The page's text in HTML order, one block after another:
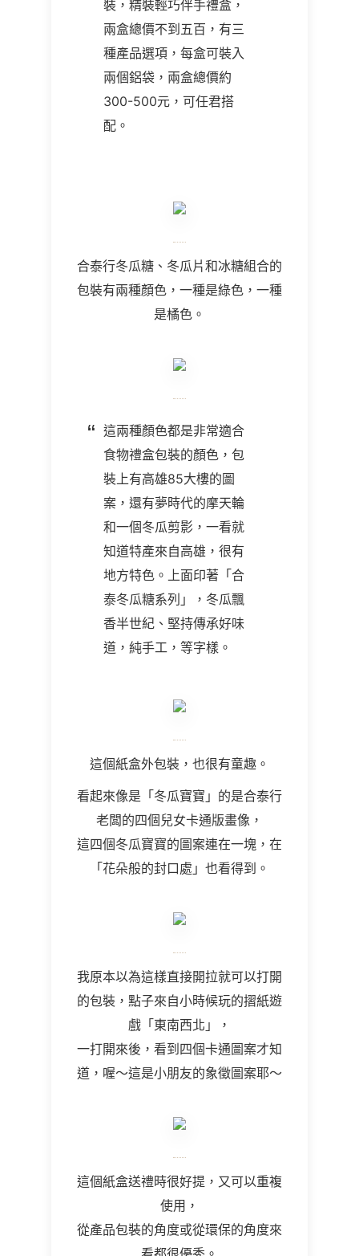
裝，精裝輕巧伴手禮盒，
兩盒總價不到五百，有三
種產品選項，每盒可裝入
兩個鋁袋，兩盒總價約
300-500元，可任君搭
配。
合泰行冬瓜糖、冬瓜片和冰糖組合的
包裝有兩種顏色，一種是綠色，一種
是橘色。
這兩種顏色都是非常適合
食物禮盒包裝的顏色，包
裝上有高雄85大樓的圖
案，還有夢時代的摩天輪
和一個冬瓜剪影，一看就
知道特產來自高雄，很有
地方特色。上面印著「合
泰冬瓜糖系列」，冬瓜飄
香半世紀、堅持傳承好味
道，純手工，等字樣。
這個紙盒外包裝，也很有童趣。
看起來像是「冬瓜寶寶」的是合泰行
老闆的四個兒女卡通版畫像，
這四個冬瓜寶寶的圖案連在一塊，在
「花朵般的封口處」也看得到。
我原本以為這樣直接開拉就可以打開
的包裝，點子來自小時候玩的摺紙遊
戲「東南西北」，
一打開來後，看到四個卡通圖案才知
道，喔～這是小朋友的象徵圖案耶～
這個紙盒送禮時很好提，又可以重複
使用，
從產品包裝的角度或從環保的角度來